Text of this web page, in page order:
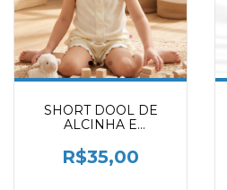
SHORT DOOL DE
ALCINHA E
R$35,00